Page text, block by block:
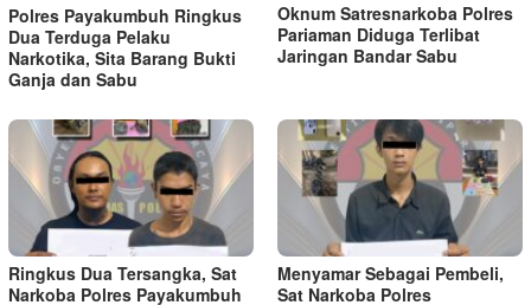
Polres Payakumbuh Ringkus
Dua Terduga Pelaku
Narkotika, Sita Barang Bukti
Ganja dan Sabu
Oknum Satresnarkoba Polres
Pariaman Diduga Terlibat
Jaringan Bandar Sabu
Ringkus Dua Tersangka, Sat
Narkoba Polres Payakumbuh
Menyamar Sebagai Pembeli,
Sat Narkoba Polres